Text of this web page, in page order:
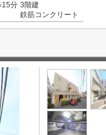
15分 3階建
鉄筋コンクリート